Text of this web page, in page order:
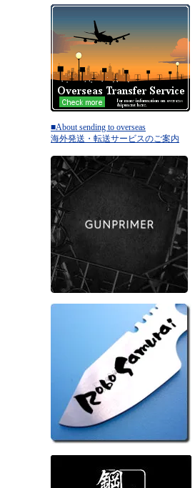
■About sending to overseas
海外発送・転送サービスのご案内